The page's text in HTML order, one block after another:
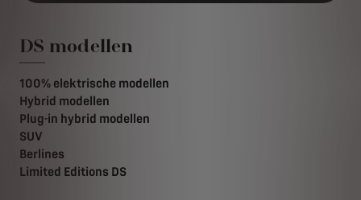
DS modellen
100% elektrische modellen
Hybrid modellen
Plug-in hybrid modellen
SUV
Berlines
Limited Editions DS